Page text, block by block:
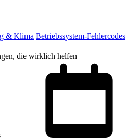
& Klima Betriebssystem-Fehlercodes
die wirklich helfen